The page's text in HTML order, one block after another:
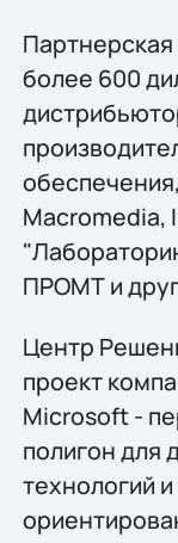
Партнерская
более 600
Macromedia,
ПРОМТ и
Центр
проект
Microsoft -
полигон для
технологий